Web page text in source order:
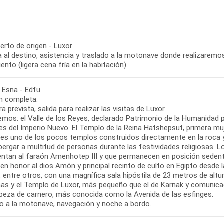
de origen - Luxor
al destino, asistencia y traslado a la motonave donde
(ligera cena fría en la habitación).
- Edfu
completa.
prevista, salida para realizar las visitas de Luxor.
el Valle de los Reyes, declarado Patrimonio de la
del Imperio Nuevo. El Templo de la Reina Hatshepsut, primera
es uno de los pocos templos construidos directamente en la
a multitud de personas durante las festividades religiosas.
al faraón Amenhotep III y que permanecen en posición
honor al dios Amón y principal recinto de culto en Egipto
entre otros, con una magnífica sala hipóstila de 23 metros de
y el Templo de Luxor, más pequeño que el de Karnak y
de carnero, más conocida como la Avenida de las esfinges.
a la motonave, navegación y noche a bordo.